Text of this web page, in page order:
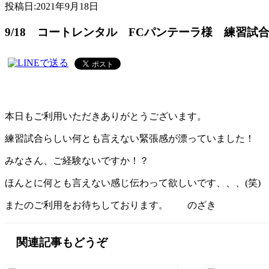
投稿日:2021年9月18日
9/18 コートレンタル FCパンテーラ様 練習試
本日もご利用いただきありがとうございます。
練習試合らしい何とも言えない緊張感が漂っていました！
みなさん、ご経験ないですか！？
ほんとに何とも言えない感じ伝わって欲しいです、、、(笑)
またのご利用をお待ちしております。 のざき
関連記事もどうぞ